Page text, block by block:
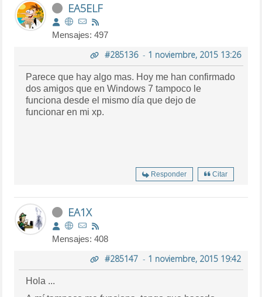
EA5ELF
Mensajes: 497
#285136- 1 noviembre, 2015 13:26
Parece que hay algo mas. Hoy me han confirmado
dos amigos que en Windows 7 tampoco le
funciona desde el mismo día que dejo de
funcionar en mi xp.
Responder Citar
EA1X
Mensajes: 408
#285147- 1 noviembre, 2015 19:42
Hola ...